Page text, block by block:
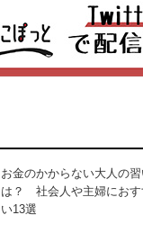
お金のかからない大人の
は？ 社会人や主婦におす
い13選